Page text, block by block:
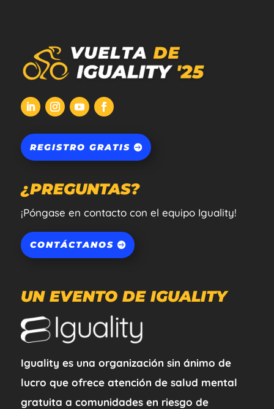
REGISTRO GRATIS
¿PREGUNTAS?
¡Póngase en contacto con el equipo Iguality!
CONTÁCTANOS
UN EVENTO DE IGUALITY
Iguality es una organización sin ánimo de
lucro que ofrece atención de salud mental
gratuita a comunidades en riesgo de